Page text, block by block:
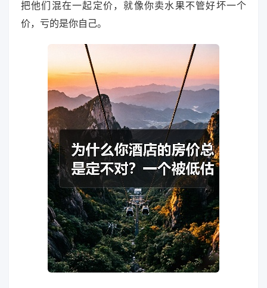
把他们混在一起定价，就像你卖水果不管好坏一个
价，亏的是你自己。